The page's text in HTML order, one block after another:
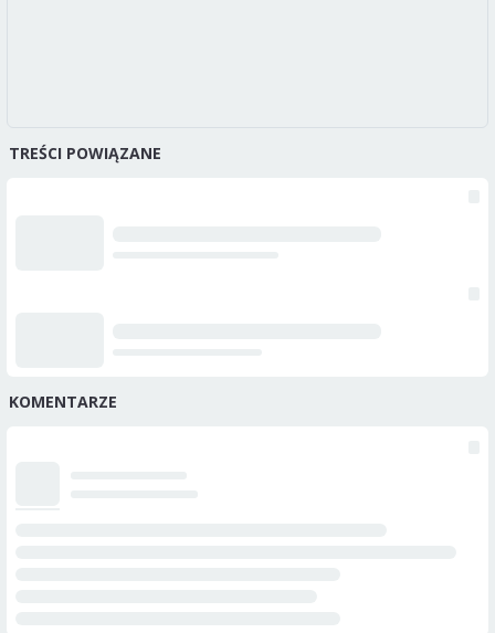
TREŚCI POWIĄZANE
KOMENTARZE